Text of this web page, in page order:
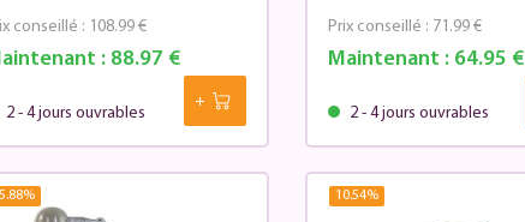
: 88.97 €
conseillé : 108.99 €
2 - 4 jours ouvrables
Maintenant :64.95 €
Prix conseillé : 71.99 €
2 - 4 jours ouvrables
% 10.54%